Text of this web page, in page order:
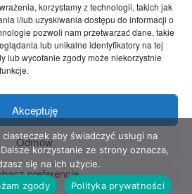
korzystamy z technologii, takich jak
i/lub uzyskiwania dostępu do informacji o
pozwoli nam przetwarzać dane, takie
lub unikalne identyfikatory na tej
lub wycofanie zgody może niekorzystnie
Akceptuję
Odmów
preferencje
Wiadomości Sport
Zdrowie
Kontakt
Przyjaciół Zdrowia - Wszelkie prawa
aby świadczyć usługi na
korzystanie ze strony oznacza,
się na ich użycie.
zgody Polityka prywatności